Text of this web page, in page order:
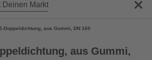
Deinen Markt
Doppeldichtung, aus Gummi, DN 160
aus Gummi,